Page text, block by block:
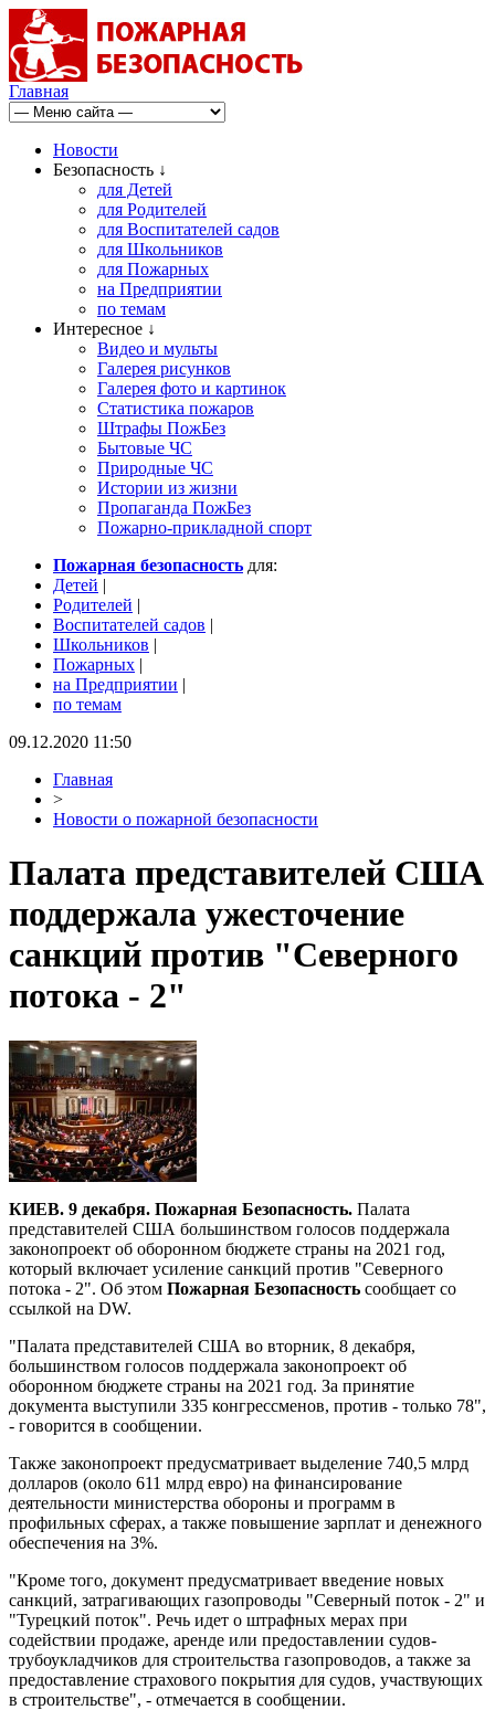
Главная
Новости
Безопасность ↓
для Детей
для Родителей
для Воспитателей садов
для Школьников
для Пожарных
на Предприятии
по темам
Интересное ↓
Видео и мульты
Галерея рисунков
Галерея фото и картинок
Статистика пожаров
Штрафы ПожБез
Бытовые ЧС
Природные ЧС
Истории из жизни
Пропаганда ПожБез
Пожарно-прикладной спорт
Пожарная безопасность для:
Детей |
Родителей |
Воспитателей садов |
Школьников |
Пожарных |
на Предприятии |
по темам
09.12.2020 11:50
Главная
>
Новости о пожарной безопасности
Палата представителей США
поддержала ужесточение
санкций против "Северного
потока - 2"
КИЕВ. 9 декабря. Пожарная Безопасность. Палата
представителей США большинством голосов поддержала
законопроект об оборонном бюджете страны на 2021 год,
который включает усиление санкций против "Северного
потока - 2". Об этом Пожарная Безопасность сообщает со
ссылкой на DW.
"Палата представителей США во вторник, 8 декабря,
большинством голосов поддержала законопроект об
оборонном бюджете страны на 2021 год. За принятие
документа выступили 335 конгрессменов, против - только 78",
- говорится в сообщении.
Также законопроект предусматривает выделение 740,5 млрд
долларов (около 611 млрд евро) на финансирование
деятельности министерства обороны и программ в
профильных сферах, а также повышение зарплат и денежного
обеспечения на 3%.
"Кроме того, документ предусматривает введение новых
санкций, затрагивающих газопроводы "Северный поток - 2" и
"Турецкий поток". Речь идет о штрафных мерах при
содействии продаже, аренде или предоставлении судов-
трубоукладчиков для строительства газопроводов, а также за
предоставление страхового покрытия для судов, участвующих
в строительстве", - отмечается в сообщении.